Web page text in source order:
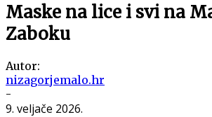
Maske na lice i svi na
Zaboku
Autor:
nizagorjemalo.hr
-
9. veljače 2026.